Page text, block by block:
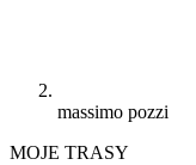
massimo pozzi
MOJE TRASY